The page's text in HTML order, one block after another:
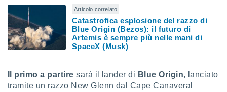
profili
per
Articolo correlato
Catastrofica esplosione del razzo di
Blue Origin (Bezos): il futuro di
Artemis è sempre più nelle mani di
SpaceX (Musk)
Il primo a partire sarà il lander di Blue Origin, lanciato
tramite un razzo New Glenn dal Cape Canaveral